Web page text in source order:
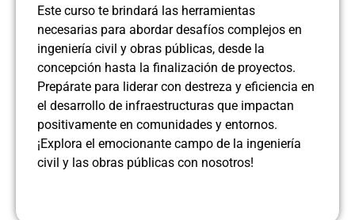
Este curso te brindará las herramientas
necesarias para abordar desafíos complejos en
ingeniería civil y obras públicas, desde la
concepción hasta la finalización de proyectos.
Prepárate para liderar con destreza y eficiencia en
el desarrollo de infraestructuras que impactan
positivamente en comunidades y entornos.
¡Explora el emocionante campo de la ingeniería
civil y las obras públicas con nosotros!